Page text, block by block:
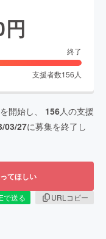
円
終了
支援者数156 人
開始し、 156人の支援
03/27に募集を終了し
てほしい
で送る
URLコピー